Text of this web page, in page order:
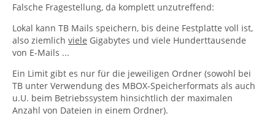
Falsche Fragestellung, da komplett unzutreffend:
Lokal kann TB Mails speichern, bis deine Festplatte voll ist,
also ziemlich viele Gigabytes und viele Hunderttausende
von E-Mails ...
Ein Limit gibt es nur für die jeweiligen Ordner (sowohl bei
TB unter Verwendung des MBOX-Speicherformats als auch
u.U. beim Betriebssystem hinsichtlich der maximalen
Anzahl von Dateien in einem Ordner).